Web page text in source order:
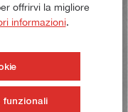
del marchio
offrirvi la migliore
informazioni.